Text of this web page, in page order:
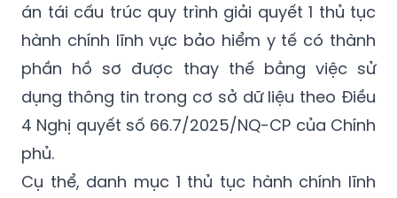
án tái cấu trúc quy trình giải quyết 1 thủ tục
hành chính lĩnh vực bảo hiểm y tế có thành
phần hồ sơ được thay thế bằng việc sử
dụng thông tin trong cơ sở dữ liệu theo Điều
4 Nghị quyết số 66.7/2025/NQ-CP của Chính
phủ.
Cụ thể, danh mục 1 thủ tục hành chính lĩnh